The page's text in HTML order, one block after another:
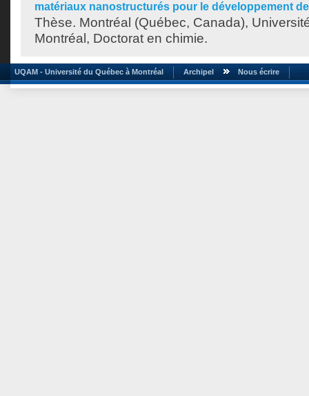
matériaux nanostructurés pour le développement
Thèse. Montréal (Québec, Canada),
Montréal, Doctorat en chimie.
UQAM - Université du Québec à Montréal Archipel Nous écrire